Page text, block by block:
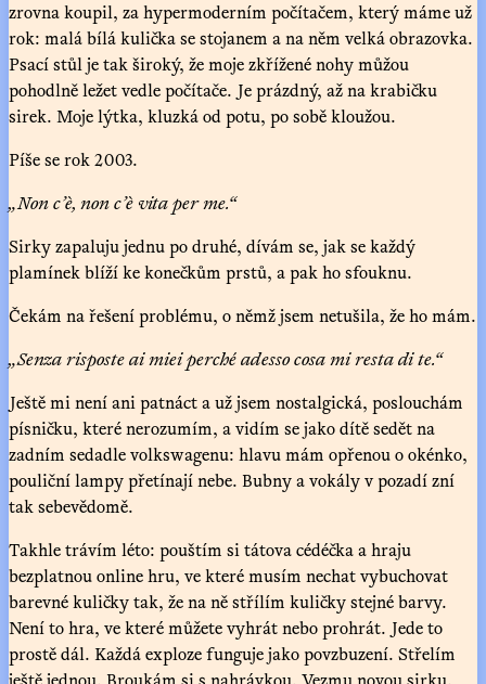
zrovna koupil, za hypermoderním počítačem, který máme už
rok: malá bílá kulička se stojanem a na něm velká obrazovka.
Psací stůl je tak široký, že moje zkřížené nohy můžou
pohodlně ležet vedle počítače. Je prázdný, až na krabičku
sirek. Moje lýtka, kluzká od potu, po sobě kloužou.
Píše se rok 2003.
„Non c’è, non c’è vita per me.“
Sirky zapaluju jednu po druhé, dívám se, jak se každý
plamínek blíží ke konečkům prstů, a pak ho sfouknu.
Čekám na řešení problému, o němž jsem netušila, že ho mám.
„Senza risposte ai miei perché adesso cosa mi resta di te.“
Ještě mi není ani patnáct a už jsem nostalgická, poslouchám
písničku, které nerozumím, a vidím se jako dítě sedět na
zadním sedadle volkswagenu: hlavu mám opřenou o okénko,
pouliční lampy přetínají nebe. Bubny a vokály v pozadí zní
tak sebevědomě.
Takhle trávím léto: pouštím si tátova cédéčka a hraju
bezplatnou online hru, ve které musím nechat vybuchovat
barevné kuličky tak, že na ně střílím kuličky stejné barvy.
Není to hra, ve které můžete vyhrát nebo prohrát. Jede to
prostě dál. Každá exploze funguje jako povzbuzení. Střelím